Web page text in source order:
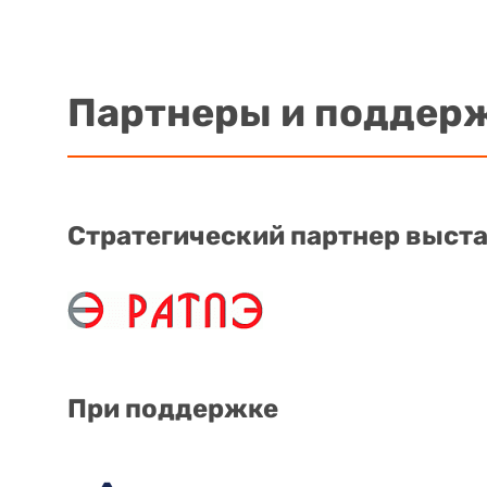
Партнеры и
Стратегический партнер
При поддержке